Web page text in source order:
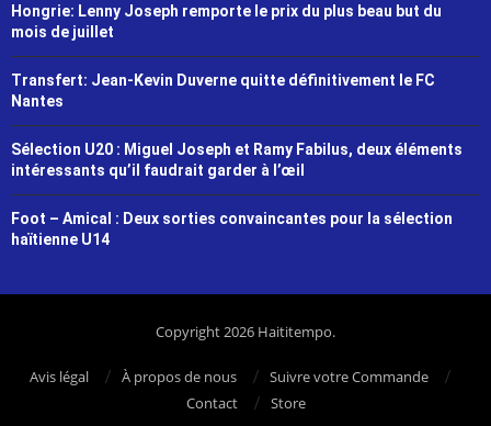
Hongrie: Lenny Joseph remporte le prix du plus beau but du
mois de juillet
Transfert: Jean-Kevin Duverne quitte définitivement le FC
Nantes
Sélection U20 : Miguel Joseph et Ramy Fabilus, deux éléments
intéressants qu’il faudrait garder à l’œil
Foot – Amical : Deux sorties convaincantes pour la sélection
haïtienne U14
Copyright 2026 Haititempo.
Avis légal À propos de nous
Suivre votre Commande
Contact
Store